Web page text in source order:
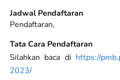
Jadwal Pendaftaran
Pendaftaran,
Tata Cara Pendaftaran
Silahkan baca di https://
2023/